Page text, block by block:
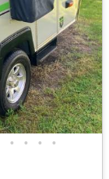
• • • •